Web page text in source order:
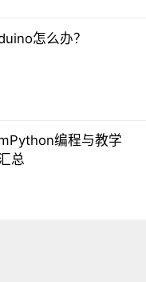
怎么办？
编程与教学
总